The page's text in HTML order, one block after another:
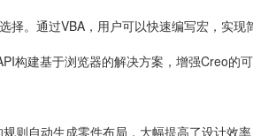
。通过VBA，用户可以快速编写宏，实现
构建基于浏览器的解决方案，增强Creo的可
自动生成零件布局，大幅提高了设计效率